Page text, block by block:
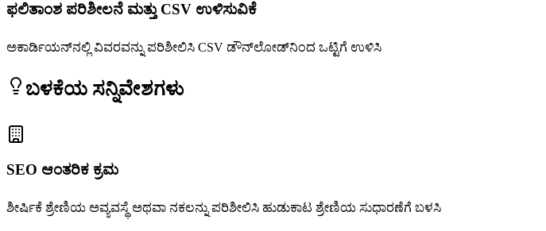
ಫಲಿತಾಂಶ ಪರಿಶೀಲನೆ ಮತ್ತು CSV ಉಳಿಸುವಿಕೆ
ಅಕಾರ್ಡಿಯನ್‌ನಲ್ಲಿ ವಿವರವನ್ನು ಪರಿಶೀಲಿಸಿ CSV ಡೌನ್‌ಲೋಡ್‌ನಿಂದ ಒಟ್ಟಿಗೆ ಉಳಿಸಿ
ಬಳಕೆಯ ಸನ್ನಿವೇಶಗಳು
SEO ಆಂತರಿಕ ಕ್ರಮ
ಶೀರ್ಷಿಕೆ ಶ್ರೇಣಿಯ ಅವ್ಯವಸ್ಥೆ ಅಥವಾ ನಕಲನ್ನು ಪರಿಶೀಲಿಸಿ ಹುಡುಕಾಟ ಶ್ರೇಣಿಯ ಸುಧಾರಣೆಗೆ ಬಳಸಿ